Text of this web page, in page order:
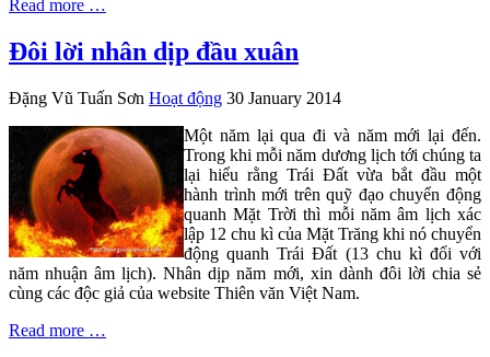
Read more …
Đôi lời nhân dịp đầu xuân
Đặng Vũ Tuấn Sơn Hoạt động 30 January 2014
Một năm lại qua đi và năm mới lại đến.
Trong khi mỗi năm dương lịch tới chúng ta
lại hiểu rằng Trái Đất vừa bắt đầu một
hành trình mới trên quỹ đạo chuyển động
quanh Mặt Trời thì mỗi năm âm lịch xác
lập 12 chu kì của Mặt Trăng khi nó chuyển
động quanh Trái Đất (13 chu kì đối với
năm nhuận âm lịch). Nhân dịp năm mới, xin dành đôi lời chia sẻ
cùng các độc giả của website Thiên văn Việt Nam.
Read more …